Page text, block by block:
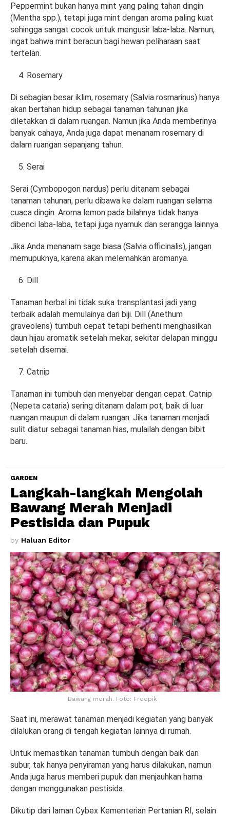
Peppermint bukan hanya mint yang paling tahan dingin
(Mentha spp.), tetapi juga mint dengan aroma paling kuat
sehingga sangat cocok untuk mengusir laba-laba. Namun,
ingat bahwa mint beracun bagi hewan peliharaan saat
tertelan.
Rosemary
Di sebagian besar iklim, rosemary (Salvia rosmarinus) hanya
akan bertahan hidup sebagai tanaman tahunan jika
diletakkan di dalam ruangan. Namun jika Anda memberinya
banyak cahaya, Anda juga dapat menanam rosemary di
dalam ruangan sepanjang tahun.
Serai
Serai (Cymbopogon nardus) perlu ditanam sebagai
tanaman tahunan, perlu dibawa ke dalam ruangan selama
cuaca dingin. Aroma lemon pada bilahnya tidak hanya
dibenci laba-laba, tetapi juga nyamuk dan serangga lainnya.
Jika Anda menanam sage biasa (Salvia officinalis), jangan
memupuknya, karena akan melemahkan aromanya.
Dill
Tanaman herbal ini tidak suka transplantasi jadi yang
terbaik adalah memulainya dari biji. Dill (Anethum
graveolens) tumbuh cepat tetapi berhenti menghasilkan
daun hijau aromatik setelah mekar, sekitar delapan minggu
setelah disemai.
Catnip
Tanaman ini tumbuh dan menyebar dengan cepat. Catnip
(Nepeta cataria) sering ditanam dalam pot, baik di luar
ruangan maupun di dalam ruangan. Jika tanaman menjadi
sulit diatur sebagai tanaman hias, mulailah dengan bibit
baru.
GARDEN
Langkah-langkah Mengolah
Bawang Merah Menjadi
Pestisida dan Pupuk
by Haluan Editor
Bawang merah. Foto: Freepik
Saat ini, merawat tanaman menjadi kegiatan yang banyak
dilalukan orang di tengah kegiatan lainnya di rumah.
Untuk memastikan tanaman tumbuh dengan baik dan
subur, tak hanya penyiraman yang harus dilakukan, namun
Anda juga harus memberi pupuk dan menjauhkan hama
dengan menggunakan pestisida.
Dikutip dari laman Cybex Kementerian Pertanian RI, selain